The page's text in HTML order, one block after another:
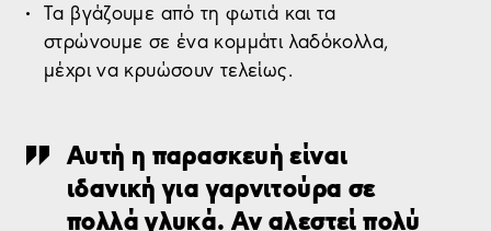
Τα βγάζουμε από τη φωτιά και τα
στρώνουμε σε ένα κομμάτι λαδόκολλα,
μέχρι να κρυώσουν τελείως.
Αυτή η παρασκευή είναι
ιδανική για γαρνιτούρα σε
πολλά γλυκά. Αν αλεστεί πολύ